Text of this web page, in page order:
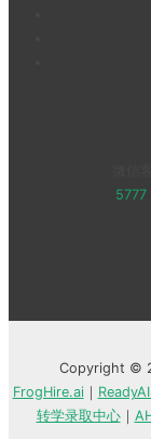
Copyright ©
FrogHire.ai｜
转学录取中心｜